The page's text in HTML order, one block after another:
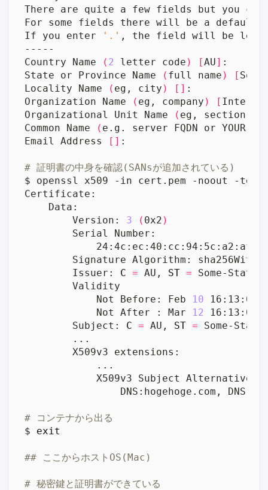
If you enter
'.'
Country Name
( 2 letter code ) [AU]
State or Province Name
( full name ) [
Locality Name
( eg, city ) []
Organization Name
( eg, company ) [
Organizational Unit Name
( eg, section
Common Name
( e.g. server FQDN or YOUR
Email Address
[]
# 証明書の中身を確認(SANsが追加されている)
        Version:
3 ( 0x2 )
        Issuer:
C = AU, ST = Some-
            Not Before: Feb
10 16:13:01
            Not After : Mar
12 16:13:01
        Subject:
C = AU, ST = Some-
# コンテナから出る
$ exit
## ここからホストOS(Mac)
# 秘密鍵と証明書ができている